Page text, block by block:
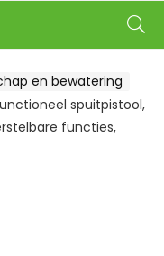
en bewatering
spuitpistool,
functies,